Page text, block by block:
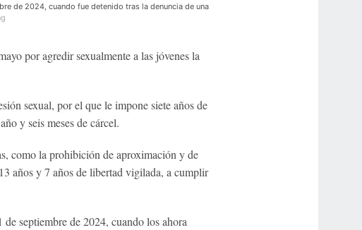
de 2024, cuando fue detenido tras la denuncia de una
por agredir sexualmente a las jóvenes la
sexual, por el que le impone siete años de
y seis meses de cárcel.
como la prohibición de aproximación y de
años y 7 años de libertad vigilada, a cumplir
septiembre de 2024, cuando los ahora